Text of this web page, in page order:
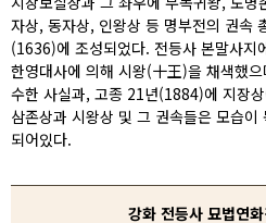
자상, 동자상, 인왕상 등 명부전의 권속
(1636)에 조성되었다. 전등사 본말사
한영대사에 의해 시왕(十王)을 채색했
수한 사실과, 고종 21년(1884)에 지장
삼존상과 시왕상 및 그 권속들은 모습
되어있다.
강화 전등사 묘법연